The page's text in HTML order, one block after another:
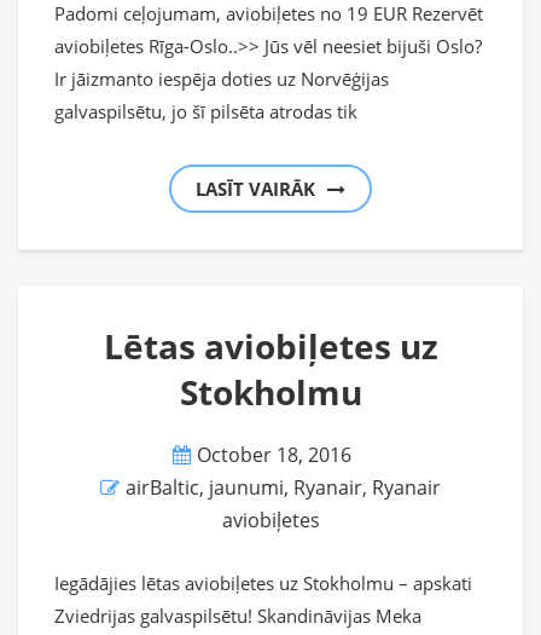
Padomi ceļojumam, aviobiļetes no 19 EUR Rezervēt
aviobiļetes Rīga-Oslo..>> Jūs vēl neesiet bijuši Oslo?
Ir jāizmanto iespēja doties uz Norvēģijas
galvaspilsētu, jo šī pilsēta atrodas tik
LASĪT VAIRĀK
Lētas aviobiļetes uz
Stokholmu
October 18, 2016
airBaltic, jaunumi, Ryanair, Ryanair
aviobiļetes
Iegādājies lētas aviobiļetes uz Stokholmu – apskati
Zviedrijas galvaspilsētu! Skandināvijas Meka